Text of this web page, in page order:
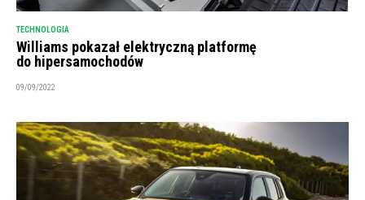
TECHNOLOGIA
Williams pokazał elektryczną platformę
do hipersamochodów
09/09/2022